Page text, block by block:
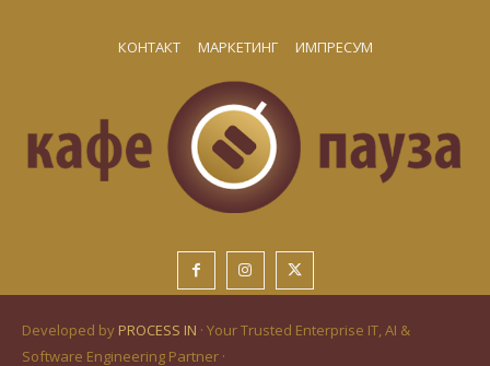
КОНТАКТ МАРКЕТИНГ ИМПРЕСУМ
Developed by PROCESS IN · Your Trusted Enterprise IT, AI &
Software Engineering Partner ·